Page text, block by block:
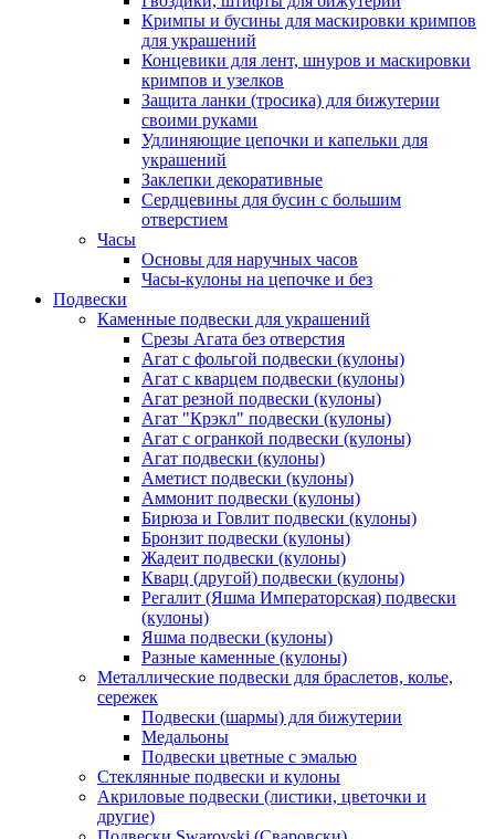
Кримпы и бусины для маскировки кримпов
для украшений
Концевики для лент, шнуров и маскировки
кримпов и узелков
Защита ланки (тросика) для бижутерии
своими руками
Удлиняющие цепочки и капельки для
украшений
Заклепки декоративные
Сердцевины для бусин с большим
отверстием
Часы
Основы для наручных часов
Часы-кулоны на цепочке и без
Подвески
Каменные подвески для украшений
Срезы Агата без отверстия
Агат с фольгой подвески (кулоны)
Агат с кварцем подвески (кулоны)
Агат резной подвески (кулоны)
Агат "Крэкл" подвески (кулоны)
Агат с огранкой подвески (кулоны)
Агат подвески (кулоны)
Аметист подвески (кулоны)
Аммонит подвески (кулоны)
Бирюза и Говлит подвески (кулоны)
Бронзит подвески (кулоны)
Жадеит подвески (кулоны)
Кварц (другой) подвески (кулоны)
Регалит (Яшма Императорская) подвески
(кулоны)
Яшма подвески (кулоны)
Разные каменные (кулоны)
Металлические подвески для браслетов, колье,
сережек
Подвески (шармы) для бижутерии
Медальоны
Подвески цветные с эмалью
Стеклянные подвески и кулоны
Акриловые подвески (листики, цветочки и
другие)